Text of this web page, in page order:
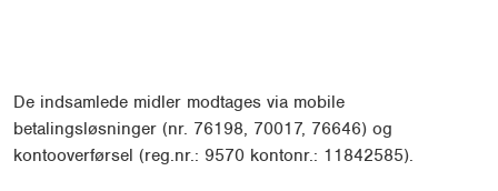
De indsamlede midler modtages via mobile
betalingsløsninger (nr. 76198, 70017, 76646) og
kontooverførsel (reg.nr.: 9570 kontonr.: 11842585).